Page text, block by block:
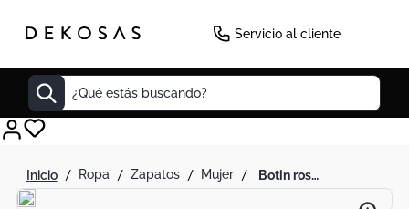
Servicio al cliente
¿Qué estás buscando?
ropa zapatos mujer botin rosa apliques plateados correas
Decoracion